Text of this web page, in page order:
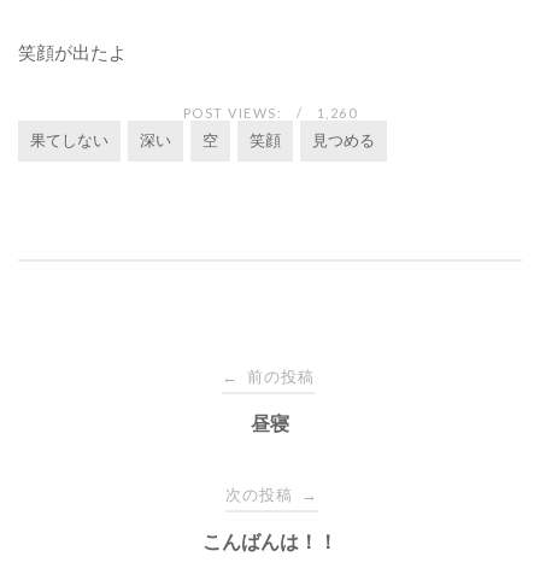
笑顔が出たよ
POST VIEWS: 1,260
果てしない 深い 空 笑顔 見つめる
← 前の投稿
昼寝
次の投稿 →
こんばんは！！